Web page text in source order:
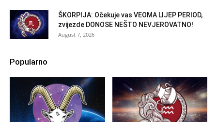
ŠKORPIJA: Očekuje vas VEOMA LIJEP PERIOD,
zvijezde DONOSE NEŠTO NEVJEROVATNO!
August 7, 2026
Popularno